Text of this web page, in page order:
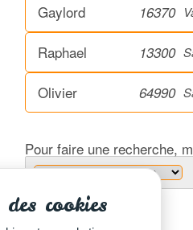
Gaylord
16370
Raphael
13300
Olivier
64990
Pour faire une recherche,
cookies